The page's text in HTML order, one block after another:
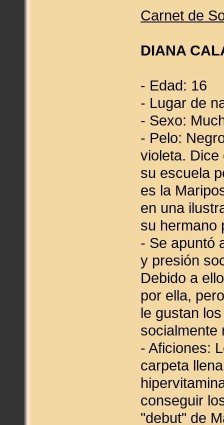
Carnet de
DIANA
- Edad: 16
- Lugar de
- Sexo:
- Pelo:
violeta.
su escuela
es la
en una
su hermano
- Se apuntó
y presión
Debido a
por ella,
le gustan
socialmente
- Aficiones:
carpeta
conseguir
"debut" de